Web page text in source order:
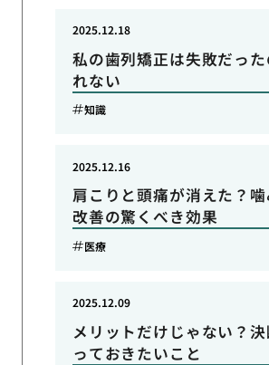
私の歯列矯正は失敗だっ
れない
2025.12.18
知識
肩こりと頭痛が消えた？
改善の驚くべき効果
2025.12.16
医療
メリットだけじゃない？
っておきたいこと
2025.12.09